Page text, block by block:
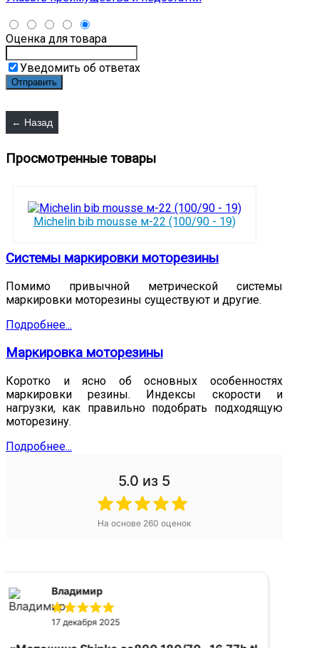
Оценка для товара
Уведомить об ответах
Просмотренные товары
Michelin bib mousse м-22 (100/90 - 19)
Системы маркировки моторезины
Помимо привычной метрической системы
маркировки моторезины существуют и другие.
Подробнее...
Маркировка моторезины
Коротко и ясно об основных особенностях
маркировки резины. Индексы скорости и
нагрузки, как правильно подобрать подходящую
моторезину.
Подробнее...
5.0 из 5
На основе 260 оценок
Александр
16 апреля 2025